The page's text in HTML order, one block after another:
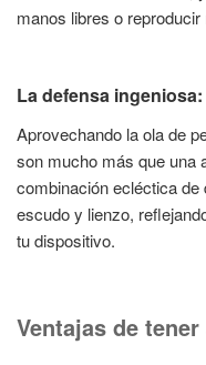
manos libres o
La defensa
Aprovechando la ola de
son mucho más que una
combinación ecléctica
escudo y lienzo,
tu dispositivo.
Ventajas de